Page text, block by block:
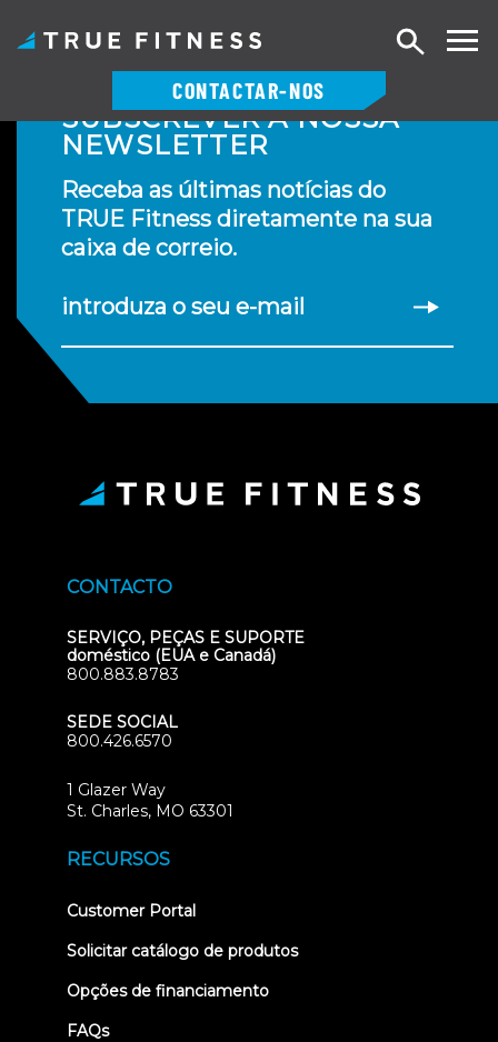
conteúdo
CONTACTAR-NOS
Pesquisar
SUBSCREVER A NOSSA
NEWSLETTER
Receba as últimas notícias do
TRUE Fitness diretamente na sua
caixa de correio.
introduza o seu e-mail
CONTACTO
SERVIÇO, PEÇAS E SUPORTE
doméstico (EUA e Canadá)
800.883.8783
SEDE SOCIAL
800.426.6570
1 Glazer Way
St. Charles, MO 63301
RECURSOS
Customer Portal(opens
new
Solicitar catálogo de produtos
Opções de financiamento
FAQs